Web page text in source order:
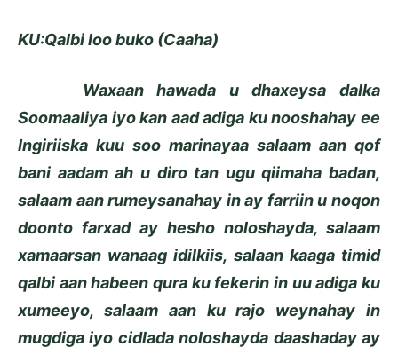
KU:Qalbi loo buko (Caaha)
Waxaan hawada u dhaxeysa dalka
Soomaaliya iyo kan aad adiga ku nooshahay ee
Ingiriiska kuu soo marinayaa salaam aan qof
bani aadam ah u diro tan ugu qiimaha badan,
salaam aan rumeysanahay in ay farriin u noqon
doonto farxad ay hesho noloshayda, salaam
xamaarsan wanaag idilkiis, salaan kaaga timid
qalbi aan habeen qura ku fekerin in uu adiga ku
xumeeyo, salaam aan ku rajo weynahay in
mugdiga iyo cidlada noloshayda daashaday ay